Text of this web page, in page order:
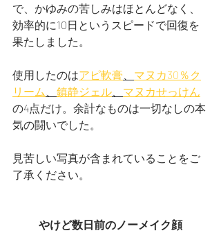
で、かゆみの苦しみはほとんどなく、
効率的に10日というスピードで回復を
果たしました。
使用したのはアピ軟膏
マヌカ30％ク
リーム
鎮静ジェル
マヌカせっけん
の4点だけ。余計なものは一切なしの本
気の闘いでした。
見苦しい写真が含まれていることをご
了承ください。
やけど数日前のノーメイク顔